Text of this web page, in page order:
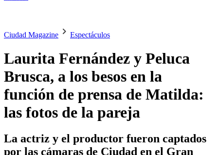
Ciudad Magazine Espectáculos
Laurita Fernández y Peluca
Brusca, a los besos en la
función de prensa de Matilda:
las fotos de la pareja
La actriz y el productor fueron captados
por las cámaras de Ciudad en el Gran